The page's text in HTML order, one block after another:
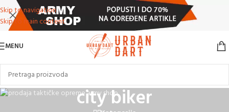
Skip to navigation
Skip to main content
MENU
city biker